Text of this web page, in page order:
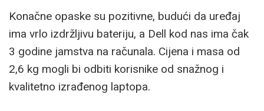
Konačne opaske su pozitivne, budući da uređaj
ima vrlo izdržljivu bateriju, a Dell kod nas ima čak
3 godine jamstva na računala. Cijena i masa od
2,6 kg mogli bi odbiti korisnike od snažnog i
kvalitetno izrađenog laptopa.